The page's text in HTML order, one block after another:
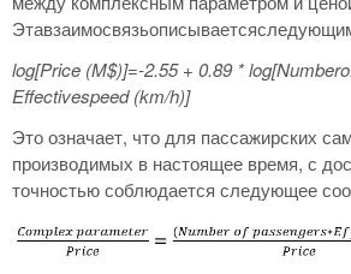
log[Price (M$)]=-2.55 + 0.89 * log
Effectivespeed(km/h)]
Это означает, что для пассажирских
производимых в настоящее время, с
точностью соблюдается следующее